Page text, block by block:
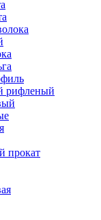
рифленый
прокат